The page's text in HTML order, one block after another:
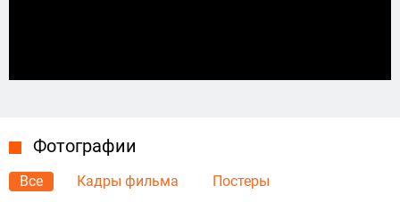
Фотографии
Все Кадры фильма Постеры